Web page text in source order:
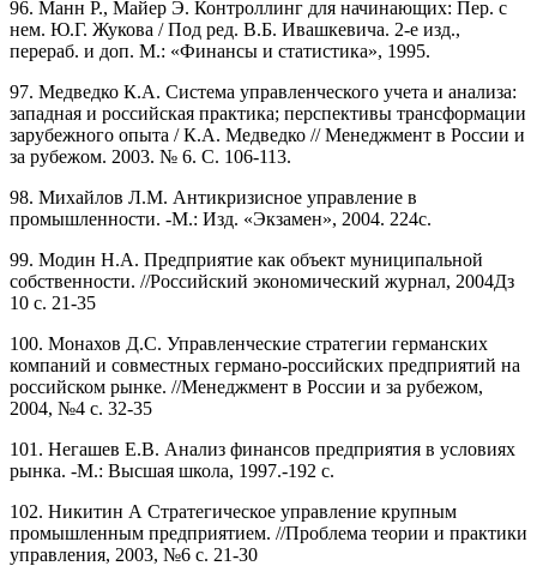
96. Манн Р., Майер Э. Контроллинг для начинающих: Пер. с
нем. Ю.Г. Жукова / Под ред. В.Б. Ивашкевича. 2-е изд.,
перераб. и доп. М.: «Финансы и статистика», 1995.
97. Медведко К.А. Система управленческого учета и анализа:
западная и российская практика; перспективы трансформации
зарубежного опыта / К.А. Медведко // Менеджмент в России и
за рубежом. 2003. № 6. С. 106-113.
98. Михайлов Л.М. Антикризисное управление в
промышленности. -М.: Изд. «Экзамен», 2004. 224с.
99. Модин Н.А. Предприятие как объект муниципальной
собственности. //Российский экономический журнал, 2004Дз
10 с. 21-35
100. Монахов Д.С. Управленческие стратегии германских
компаний и совместных германо-российских предприятий на
российском рынке. //Менеджмент в России и за рубежом,
2004, №4 с. 32-35
101. Негашев Е.В. Анализ финансов предприятия в условиях
рынка. -М.: Высшая школа, 1997.-192 с.
102. Никитин А Стратегическое управление крупным
промышленным предприятием. //Проблема теории и практики
управления, 2003, №6 с. 21-30